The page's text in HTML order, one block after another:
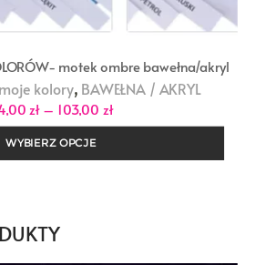
motek ombre bawełna/akryl
kolory, BAWEŁNA / AKRYL
zł – 103,00 złZakres
cen:
do
WYBIERZ OPCJE